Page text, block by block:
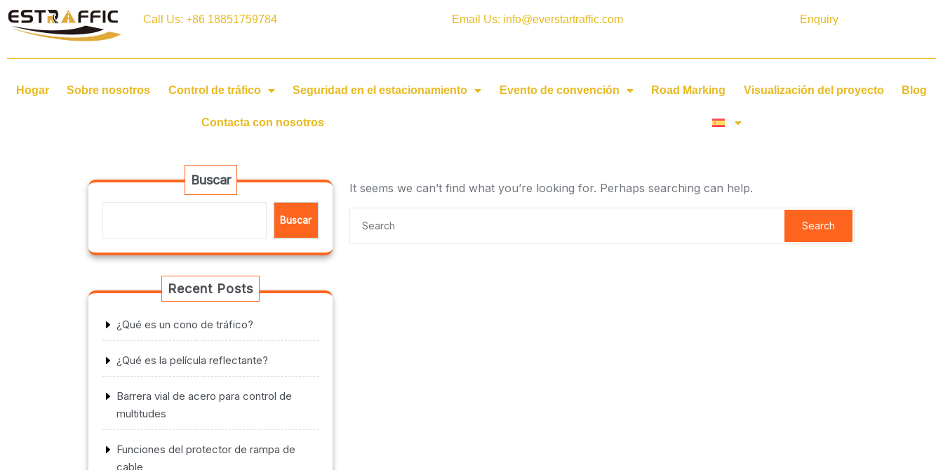
Call Us: +86 18851759784 Email Us: info@everstartraffic.com Enquiry
Hogar Sobre nosotros Control de tráfico Seguridad en el estacionamiento Evento de convención Road Marking Visualización del proyecto Blog
Contacta con nosotros
Buscar
Buscar
Recent Posts
¿Qué es un cono de tráfico?
¿Qué es la película reflectante?
Barrera vial de acero para control de
multitudes
Funciones del protector de rampa de
cable
It seems we can’t find what you’re looking for. Perhaps searching can help.
Search